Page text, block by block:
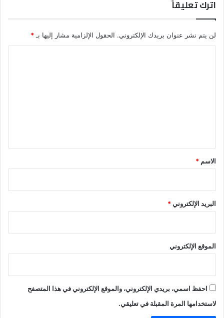
اترك تعليقاً
لن يتم نشر عنوان بريدك الإلكتروني. الحقول الإلزامية مشار إليها بـ *
*
الاسم *
البريد الإلكتروني*
الموقع الإلكتروني
احفظ اسمي، بريدي الإلكتروني، والموقع الإلكتروني في هذا المتصفح
لاستخدامها المرة المقبلة في تعليقي.